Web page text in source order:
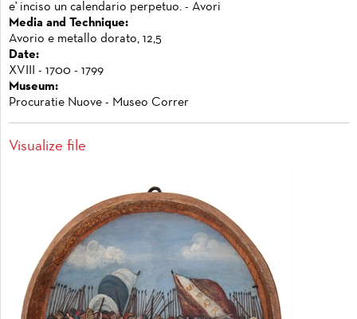
e' inciso un calendario perpetuo. - Avori
Media and Technique:
Avorio e metallo dorato, 12,5
Date:
XVIII - 1700 - 1799
Museum:
Procuratie Nuove - Museo Correr
Visualize file